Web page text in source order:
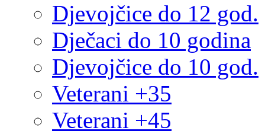
Djevojčice do 12 god.
Dječaci do 10 godina
Djevojčice do 10 god.
Veterani +35
Veterani +45